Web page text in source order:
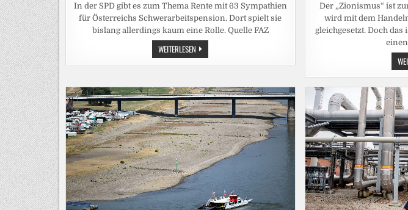
In der SPD gibt es zum Thema Rente mit 63 Sympathien
für Österreichs Schwerarbeitspension. Dort spielt sie
bislang allerdings kaum eine Rolle. Quelle FAZ
WEITERLESEN RENTENREFORM:
ÖSTERREICHS
FRÜHVERRENTUNG
FÜR
DEUTSCHLAND
Der „Zionismus“ ist
wird mit dem
gleichgesetzt. Doch